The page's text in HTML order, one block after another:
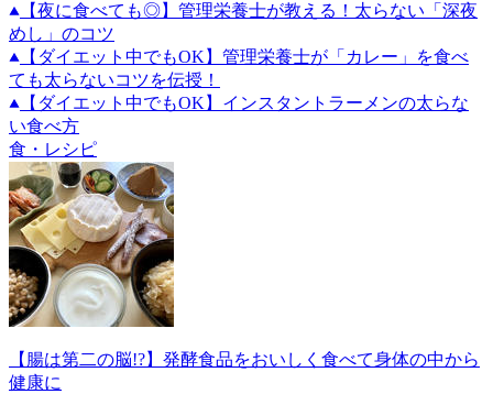
【夜に食べても◎】管理栄養士が教える！太らない「深夜
めし」のコツ
【ダイエット中でもOK】管理栄養士が「カレー」を食べ
ても太らないコツを伝授！
【ダイエット中でもOK】インスタントラーメンの太らな
い食べ方
食・レシピ
【腸は第二の脳!?】発酵食品をおいしく食べて身体の中から
健康に